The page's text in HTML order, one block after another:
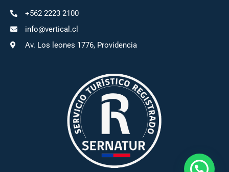
+562 2223 2100
info@vertical.cl
Av. Los leones 1776, Providencia